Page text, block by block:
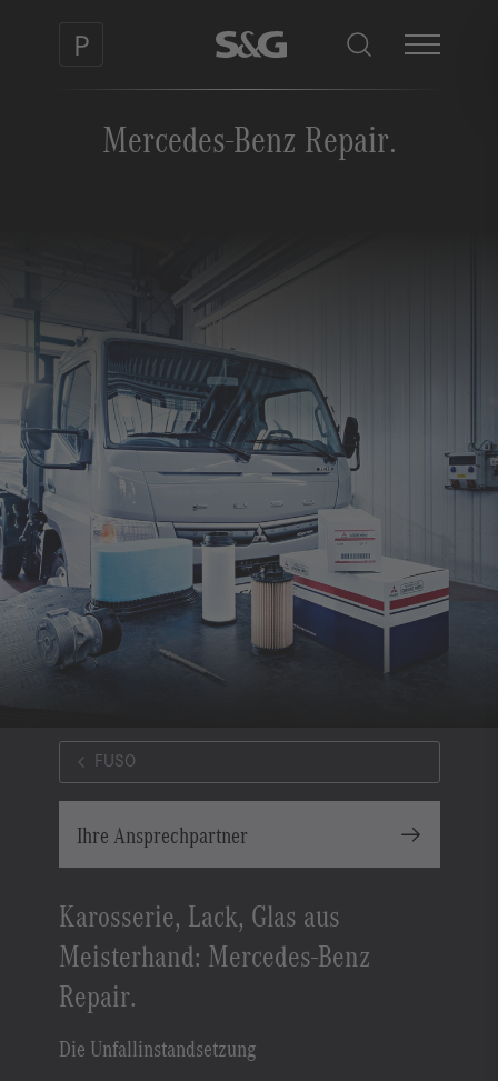
Mercedes-Benz Repair.
FUSO
Ihre Ansprechpartner
Karosserie, Lack, Glas aus
Meisterhand: Mercedes-Benz
Repair.
Die Unfallinstandsetzung